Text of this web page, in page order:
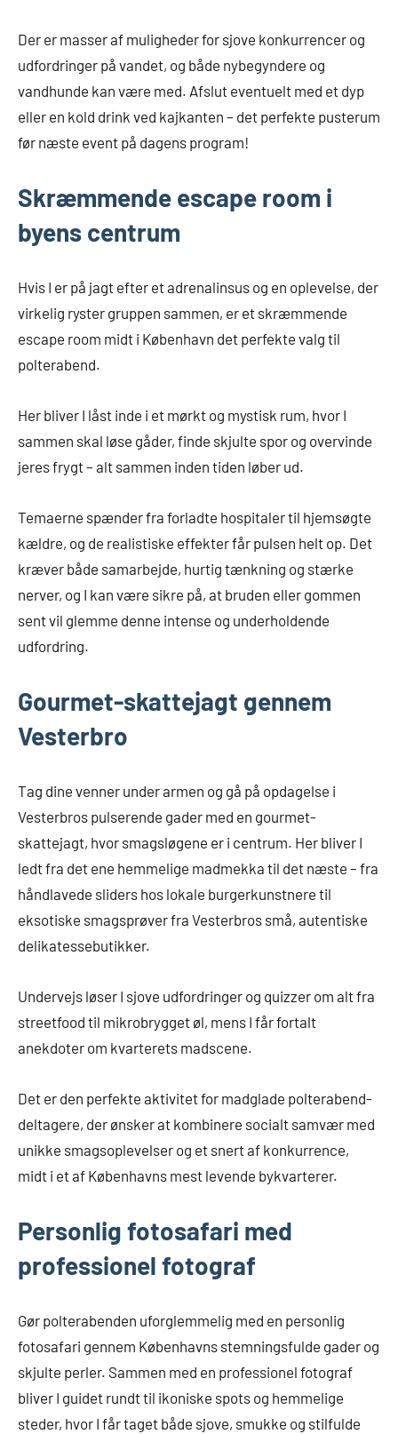
Der er masser af muligheder for sjove konkurrencer og
udfordringer på vandet, og både nybegyndere og
vandhunde kan være med. Afslut eventuelt med et dyp
eller en kold drink ved kajkanten – det perfekte pusterum
før næste event på dagens program!
Skræmmende escape room i
byens centrum
Hvis I er på jagt efter et adrenalinsus og en oplevelse, der
virkelig ryster gruppen sammen, er et skræmmende
escape room midt i København det perfekte valg til
polterabend.
Her bliver I låst inde i et mørkt og mystisk rum, hvor I
sammen skal løse gåder, finde skjulte spor og overvinde
jeres frygt – alt sammen inden tiden løber ud.
Temaerne spænder fra forladte hospitaler til hjemsøgte
kældre, og de realistiske effekter får pulsen helt op. Det
kræver både samarbejde, hurtig tænkning og stærke
nerver, og I kan være sikre på, at bruden eller gommen
sent vil glemme denne intense og underholdende
udfordring.
Gourmet-skattejagt gennem
Vesterbro
Tag dine venner under armen og gå på opdagelse i
Vesterbros pulserende gader med en gourmet-
skattejagt, hvor smagsløgene er i centrum. Her bliver I
ledt fra det ene hemmelige madmekka til det næste – fra
håndlavede sliders hos lokale burgerkunstnere til
eksotiske smagsprøver fra Vesterbros små, autentiske
delikatessebutikker.
Undervejs løser I sjove udfordringer og quizzer om alt fra
streetfood til mikrobrygget øl, mens I får fortalt
anekdoter om kvarterets madscene.
Det er den perfekte aktivitet for madglade polterabend-
deltagere, der ønsker at kombinere socialt samvær med
unikke smagsoplevelser og et snert af konkurrence,
midt i et af Københavns mest levende bykvarterer.
Personlig fotosafari med
professionel fotograf
Gør polterabenden uforglemmelig med en personlig
fotosafari gennem Københavns stemningsfulde gader og
skjulte perler. Sammen med en professionel fotograf
bliver I guidet rundt til ikoniske spots og hemmelige
steder, hvor I får taget både sjove, smukke og stilfulde